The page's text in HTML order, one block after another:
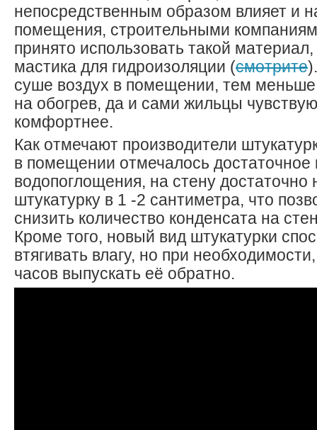
непосредственным образом влияет и
помещения, строительными
принято использовать такой
мастика для гидроизоляции (смотрите
суше воздух в помещении, тем
на обогрев, да и сами жильцы
комфортнее.
Как отмечают производители
в помещении отмечалось достаточное
водопоглощения, на стену достаточно
штукатурку в 1 -2 сантиметра, что
снизить количество конденсата на
Кроме того, новый вид штукатурки
втягивать влагу, но при
часов выпускать её обратно.